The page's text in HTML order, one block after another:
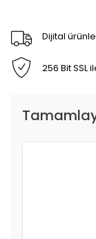
Dijital
256 Bit SSL